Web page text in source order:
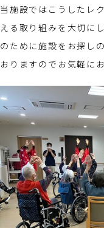
当施設ではこうしたレ
える取り組みを大切に
のために施設をお探し
おりますのでお気軽に